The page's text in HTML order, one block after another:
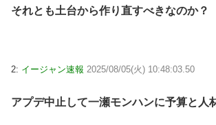
それとも土台から作り直すべきなのか？
2: イージャン速報 2025/08/05(火) 10:48:03.50
アプデ中止して一瀬モンハンに予算と人